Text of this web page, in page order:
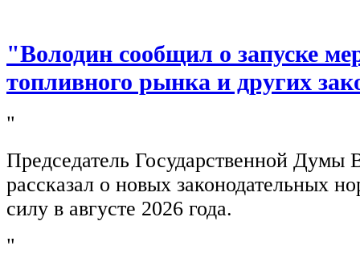
"Володин сообщил о запуске
топливного рынка и других
"
Председатель Государственной Думы
рассказал о новых законодательных
силу в августе 2026 года.
"